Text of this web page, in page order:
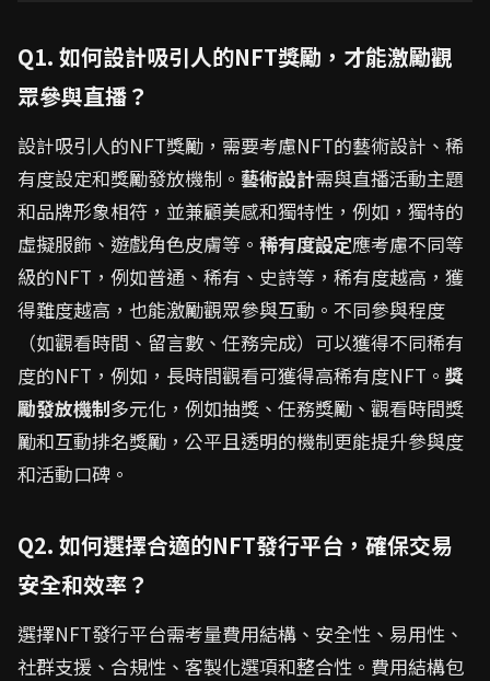
Q1. 如何設計吸引人的NFT獎勵，才能激勵觀
眾參與直播？
設計吸引人的NFT獎勵，需要考慮NFT的藝術設計、稀
有度設定和獎勵發放機制。 藝術設計需與直播活動主題
和品牌形象相符，並兼顧美感和獨特性，例如，獨特的
虛擬服飾、遊戲角色皮膚等。 稀有度設定應考慮不同等
級的NFT，例如普通、稀有、史詩等，稀有度越高，獲
得難度越高，也能激勵觀眾參與互動。不同參與程度
（如觀看時間、留言數、任務完成）可以獲得不同稀有
度的NFT，例如，長時間觀看可獲得高稀有度NFT。 獎
勵發放機制多元化，例如抽獎、任務獎勵、觀看時間獎
勵和互動排名獎勵，公平且透明的機制更能提升參與度
和活動口碑。
Q2. 如何選擇合適的NFT發行平台，確保交易
安全和效率？
選擇NFT發行平台需考量費用結構、安全性、易用性、
社群支援、合規性、客製化選項和整合性。費用結構包